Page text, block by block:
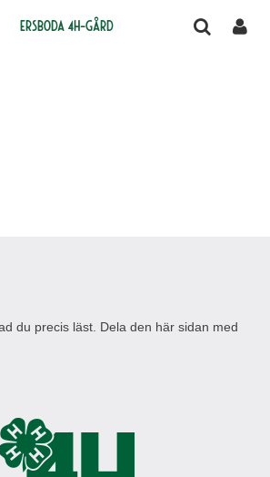
Ersboda 4H-gård
du precis läst. Dela den här sidan med